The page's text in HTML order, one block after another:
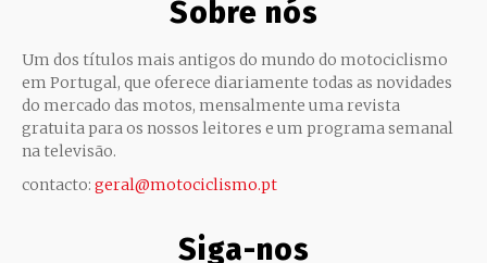
Sobre nós
Um dos títulos mais antigos do mundo do motociclismo
em Portugal, que oferece diariamente todas as novidades
do mercado das motos, mensalmente uma revista
gratuita para os nossos leitores e um programa semanal
na televisão.
contacto: geral@motociclismo.pt
Siga-nos